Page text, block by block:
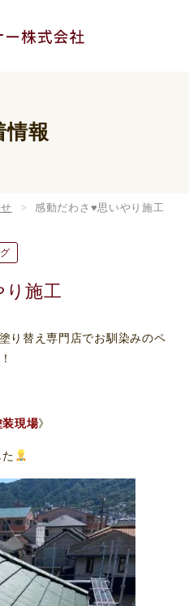
情報
感動だわさ♥️思いやり施工
施工
り替え専門店でお馴染みのペ
現場》